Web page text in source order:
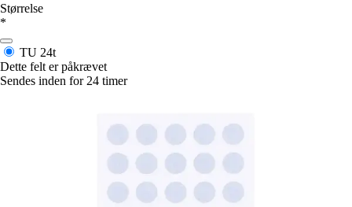
Størrelse
*
TU 24t
Dette felt er påkrævet
Sendes inden for 24 timer